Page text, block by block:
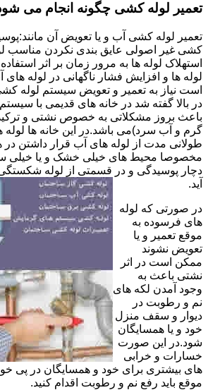
تعمیر لوله کشی چگونه انجام می
تعمیر لوله کشی آب و یا تعویض آن
کشی غیر اصولی عایق بندی نکردن مناسب
استهلاک لوله ها به مرور زمان بر اثر
لوله ها و افزایش فشار ناگهانی در لوله
است نیاز به تعمیر و تعویض سیستم لوله
در بالا گفته شد در خانه های قدیمی با
باعث بروز مشکلاتی به خصوص نشتی و
گرم و آب سرد)می باشد.در این خانه ها لوله
طولانی مدت از لوله های آب قرار داشتن در
مخصوصا محیط های خیلی خشک و یا خیلی
دچار پوسیدگی و در قسمتی از لوله
آید.
در صورتی که لوله
های فرسوده به
موقع تعمیر و یا
تعویض نشوند
ممکن است در اثر
نشتی باعث به
وجود آمدن لکه های
نم و رطوبت در
دیوار و سقف منزل
خود و یا همسایگان
شود.در این صورت
خسارات و خرابی
های بیشتری برای خود و همسایگان در پی
موقع باید رفع نم و رطوبت اقدام کنید.